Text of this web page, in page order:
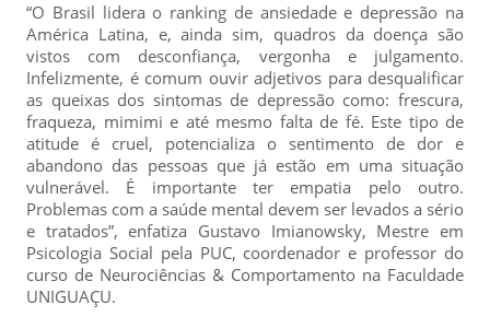
“O Brasil lidera o ranking de ansiedade e depressão na
América Latina, e, ainda sim, quadros da doença são
vistos com desconfiança, vergonha e julgamento.
Infelizmente, é comum ouvir adjetivos para desqualificar
as queixas dos sintomas de depressão como: frescura,
fraqueza, mimimi e até mesmo falta de fé. Este tipo de
atitude é cruel, potencializa o sentimento de dor e
abandono das pessoas que já estão em uma situação
vulnerável. É importante ter empatia pelo outro.
Problemas com a saúde mental devem ser levados a sério
e tratados”, enfatiza Gustavo Imianowsky, Mestre em
Psicologia Social pela PUC, coordenador e professor do
curso de Neurociências & Comportamento na Faculdade
UNIGUAÇU.